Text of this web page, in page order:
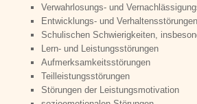
Verwahrlosungs- und
Entwicklungs- und Verhaltensstörungen
Schulischen Schwierigkeiten,
Lern- und Leistungsstörungen
Aufmerksamkeitsstörungen
Teilleistungsstörungen
Störungen der Leistungsmotivation